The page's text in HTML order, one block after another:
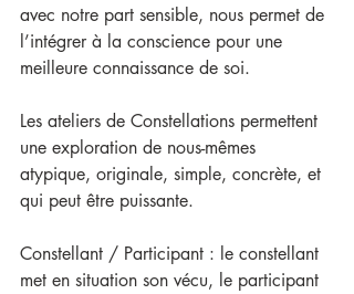
avec notre part sensible, nous permet de
l’intégrer à la conscience pour une
meilleure connaissance de soi.
Les ateliers de Constellations permettent
une exploration de nous-mêmes
atypique, originale, simple, concrète, et
qui peut être puissante.
Constellant / Participant : le constellant
met en situation son vécu, le participant